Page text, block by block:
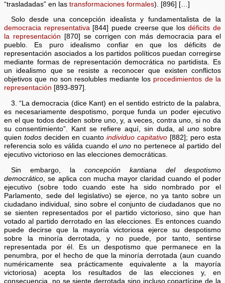
“trasladadas” en lastransformaciones formales). [896] […]
Solo desde una concepción idealista y fundamentalista de la
democracia representativa[844] puede creerse que losdéficits de
la representación [870] se corrigen con más democracia para el
pueblo. Es puro idealismo confiar en que los déficits de
representación asociados a los partidos políticos puedan corregirse
mediante formas de representación democrática no partidista. Es
un idealismo que se resiste a reconocer que existen conflictos
objetivos que no son resolubles mediante los procedimientos de la
representación [893-897].
3. “La democracia (dice Kant) en el sentido estricto de la palabra,
es necesariamente despotismo, porque funda un poder ejecutivo
en el que todos deciden sobre uno, y, a veces, contra uno, si no da
su consentimiento”. Kant se refiere aquí, sin duda, al unosobre
quientodos deciden en cuanto individuo capitativo[882]; pero esta
referencia solo es válida cuando eluno no pertenece al partido del
ejecutivo victorioso en las elecciones democráticas.
Sin embargo, la concepción kantiana del despotismo
democrático , se aplica con mucha mayor claridad cuando el poder
ejecutivo (sobre todo cuando este ha sido nombrado por el
Parlamento, sede del legislativo) se ejerce, no ya tanto sobre un
ciudadano individual, sino sobre el conjunto de ciudadanos que no
se sienten representados por el partido victorioso, sino que han
votado al partido derrotado en las elecciones. Es entonces cuando
puede decirse que la mayoría victoriosa ejerce su despotismo
sobre la minoría derrotada, y no puede, por tanto, sentirse
representada por él. Es un despotismo que permanece en la
penumbra, por el hecho de que la minoría derrotada (aun cuando
numéricamente sea prácticamente equivalente a la mayoría
victoriosa) acepta los resultados de las elecciones y, en
consecuencia, no se siente derrotada sino incluso copartícipe de la